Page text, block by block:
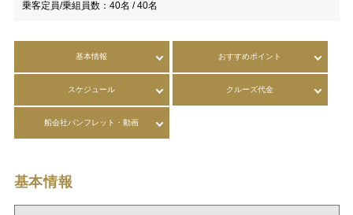
乗客定員/乗組員数： 40名 / 40名
基本情報 おすすめポイント
スケジュール クルーズ代金
船会社パンフレット・動画
基本情報